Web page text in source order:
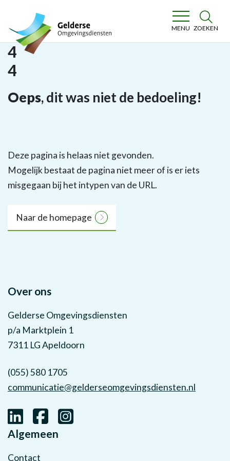
Gelderse Omgevingsdiensten
MENU ZOEKEN
4
4
Oeps, dit was niet de bedoeling!
Deze pagina is helaas niet gevonden.
Mogelijk bestaat de pagina niet meer of is er iets
misgegaan bij het intypen van de URL.
Naar de homepage
Over ons
Gelderse Omgevingsdiensten
p/a Marktplein 1
7311 LG Apeldoorn
(055) 580 1705
communicatie@gelderseomgevingsdiensten.nl
Algemeen
Contact